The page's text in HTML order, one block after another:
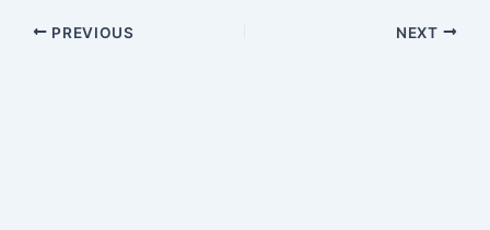
PREVIOUS NEXT